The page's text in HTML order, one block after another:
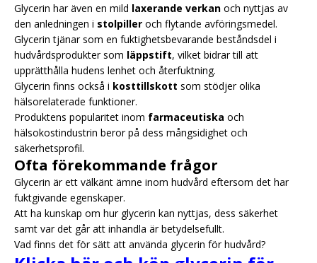
Glycerin har även en mild laxerande verkan och nyttjas av
den anledningen i stolpiller och flytande avföringsmedel.
Glycerin tjänar som en fuktighetsbevarande beståndsdel i
hudvårdsprodukter som läppstift, vilket bidrar till att
upprätthålla hudens lenhet och återfuktning.
Glycerin finns också i kosttillskott som stödjer olika
hälsorelaterade funktioner.
Produktens popularitet inom farmaceutiska och
hälsokostindustrin beror på dess mångsidighet och
säkerhetsprofil.
Ofta förekommande frågor
Glycerin är ett välkänt ämne inom hudvård eftersom det har
fuktgivande egenskaper.
Att ha kunskap om hur glycerin kan nyttjas, dess säkerhet
samt var det går att inhandla är betydelsefullt.
Vad finns det för sätt att använda glycerin för hudvård?